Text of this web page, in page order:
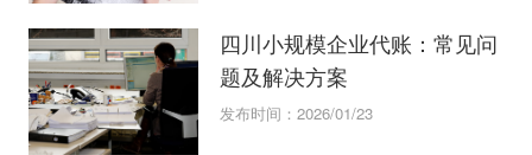
四川小规模企业代账：常见问
题及解决方案
发布时间：2026/01/23